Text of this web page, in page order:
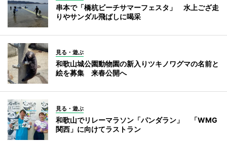
串本で「橋杭ビーチサマーフェスタ」 水上ござ走
りやサンダル飛ばしに喝采
見る・遊ぶ
和歌山城公園動物園の新入りツキノワグマの名前と
絵を募集 来春公開へ
見る・遊ぶ
和歌山でリレーマラソン「パンダラン」 「WMG
関西」に向けてラストラン